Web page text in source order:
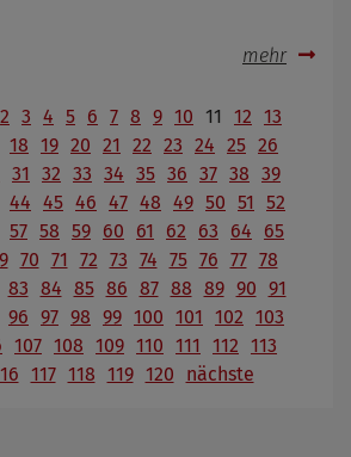
mehr
2 3 4 5 6 7 8 9 10 11 12 13
18 19 20 21 22 23 24 25 26
31 32 33 34 35 36 37 38 39
44 45 46 47 48 49 50 51
52
57 58 59 60 61 62 63 64
65
70 71 72 73 74 75 76 77 78
83 84 85 86 87 88 89 90 91
96 97 98 99 100 101 102 103
107 108 109 110 111 112 113
117 118 119 120 nächste